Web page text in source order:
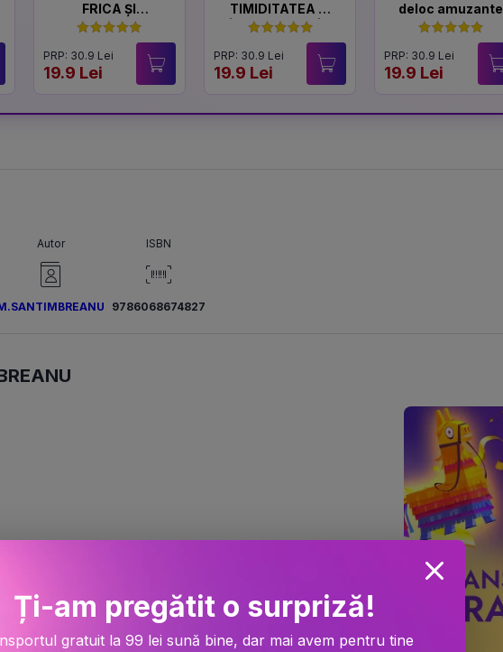
FRICA ȘI
CURAJUL
PRP: 30.9 Lei
19.9 Lei
TIMIDITATEA ȘI
ÎNCREDEREA ÎN
PRP: 30.9 Lei
19.9 Lei
deloc amuzante
PRP: 30.9 Lei
19.9 Lei
Autor ISBN
9786068674827
Ți-am pregătit o surpriză!
gratuit la 99 lei sună bine, dar mai avem pentru tine